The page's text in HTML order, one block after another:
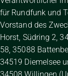
für Rundfunk und
Vorstand des
Horst, Südring 2,
58, 35088
34519 Diemelsee